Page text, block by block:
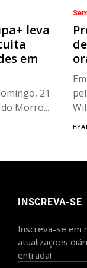
leva
em
21
Morro...
BY
INSCREVA-SE
Inscreva-se em
atualizações
entrada!